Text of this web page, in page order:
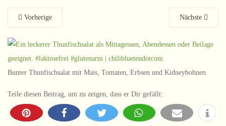
Vorherige Nächste
Bunter Thunfischsalat mit Mais, Tomaten, Erbsen und Kidneybohnen
Teile diesen Beitrag, um zu zeigen, dass er Dir gefällt: